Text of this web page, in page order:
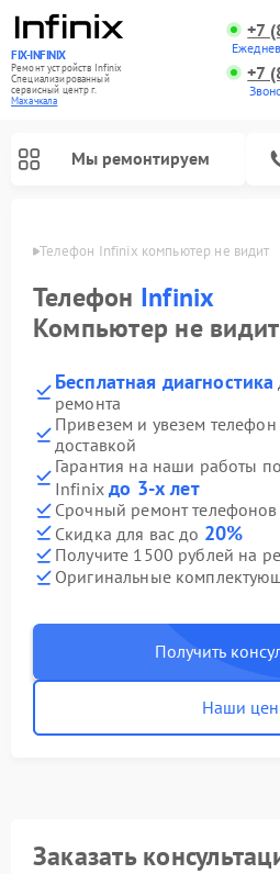
FIX-INFINIX
Ремонт устройств Infinix
Специализированный
cервисный центр г.
Махачкала
+7
+7
Мы ремонтируем
Телефон Infinix компьютер не видит
Телефон Infinix
Компьютер не видит
Бесплатная диагностика
ремонта
Привезем и увезем
доставкой
Гарантия на наши работы
Infinixдо 3-х лет
Срочный ремонт
Скидка для вас до 20%
Получите 1500 рублей на
Оригинальные
Получить
Наши
Заказать